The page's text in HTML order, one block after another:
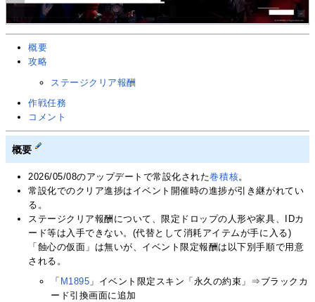
概要
攻略
ステージクリア報酬
作戦任務
コメント
概要
2026/05/08のアップデートで常設化された巻積核。
常設化でのクリア進捗はイベント開催時の進捗が引き継がれてい
る。
ステージクリア報酬について、限定ドロップの人形や家具、IDカ
ード等は入手できない。(代替として消耗アイテムが手に入る)
「蝕心の仮面」は無いが、イベント限定報酬は以下別手順で用意
される。
「 M1895 」イベント限定スキン「永久の約束」⇒ブラックカ
ード引換画面に追加